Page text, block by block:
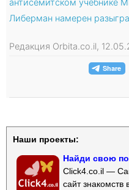
Либерман намерен
Редакция Orbita.co.il,
Наши проекты:
Найди свою
Click4.co.il —
сайт знакомств